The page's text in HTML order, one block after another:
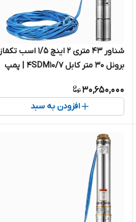
شناور ۴۳ متری ۲ اینچ ۱/۵ اسب تکفاز
برونل ۳۰ متر کابل 4SDM10/7 | پمپ
نیم اسب تک فاز ( ۴۵ متر )
30,650,000
افزودن به سبد